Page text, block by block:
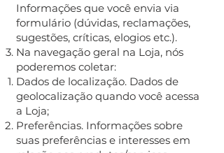
Informações que você envia via
formulário (dúvidas, reclamações,
sugestões, críticas, elogios etc.).
Na navegação geral na Loja, nós
poderemos coletar:
Dados de localização. Dados de
geolocalização quando você acessa
a Loja;
Preferências. Informações sobre
suas preferências e interesses em